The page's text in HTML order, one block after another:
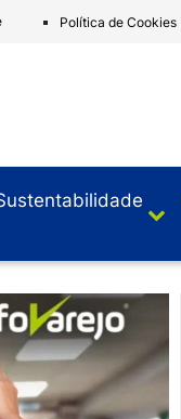
Política de Cookies